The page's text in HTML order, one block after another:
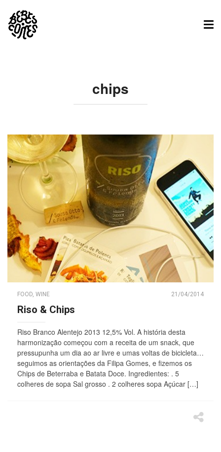
chips
FOOD WINE 21/04/2014
Riso & Chips
Riso Branco Alentejo 2013 12,5% Vol. A história desta
harmonização começou com a receita de um snack, que
pressupunha um dia ao ar livre e umas voltas de bicicleta…
seguimos as orientações da Filipa Gomes, e fizemos os
Chips de Beterraba e Batata Doce. Ingredientes: . 5
colheres de sopa Sal grosso . 2 colheres sopa Açúcar […]